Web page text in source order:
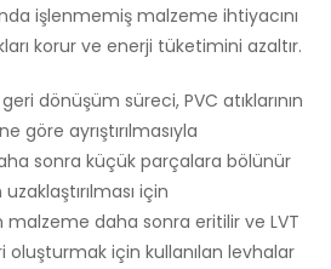
işlenmemiş malzeme ihtiyacını
korur ve enerji tüketimini azaltır.
dönüşüm süreci, PVC atıklarının
göre ayrıştırılmasıyla
sonra küçük parçalara bölünür
için
malzeme daha sonra eritilir ve LVT
için kullanılan levhalar